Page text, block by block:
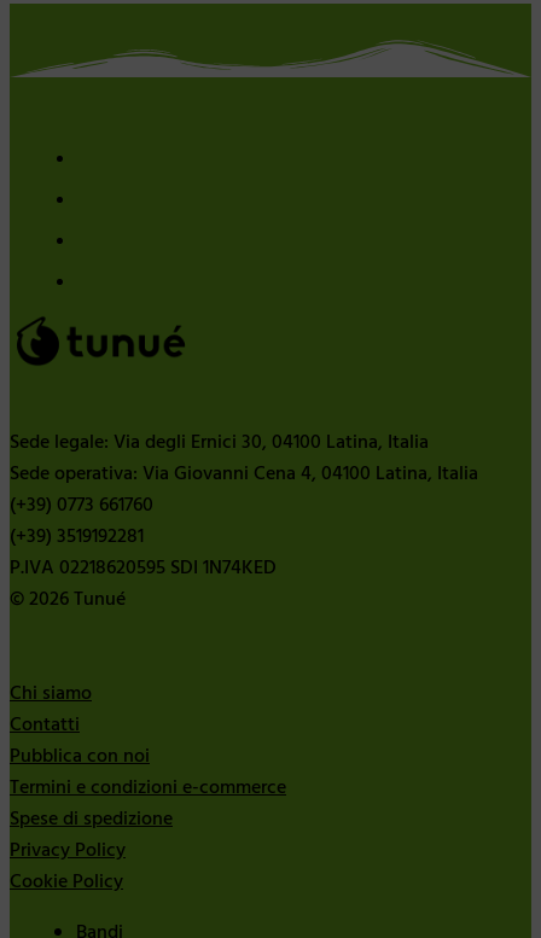
Sede legale: Via degli Ernici 30, 04100 Latina, Italia
Sede operativa: Via Giovanni Cena 4, 04100 Latina, Italia
(+39) 0773 661760
(+39) 3519192281
P.IVA 02218620595 SDI 1N74KED
© 2026 Tunué
Chi siamo
Contatti
Pubblica con noi
Termini e condizioni e-commerce
Spese di spedizione
Privacy Policy
Cookie Policy